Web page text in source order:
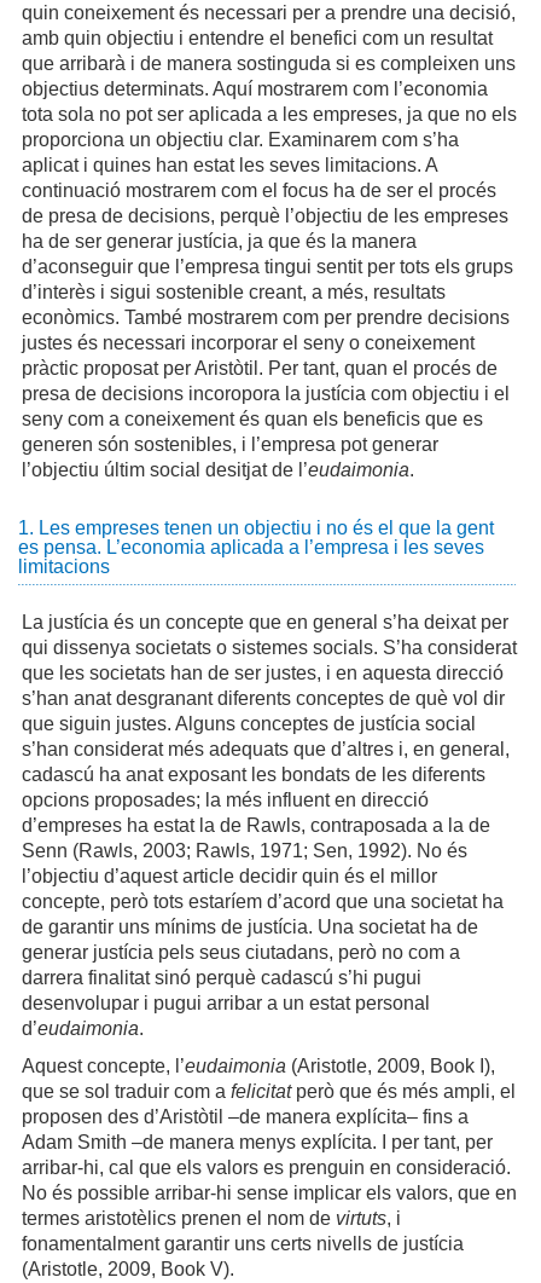
quin coneixement és necessari per a prendre una decisió,
amb quin objectiu i entendre el benefici com un resultat
que arribarà i de manera sostinguda si es compleixen uns
objectius determinats. Aquí mostrarem com l’economia
tota sola no pot ser aplicada a les empreses, ja que no els
proporciona un objectiu clar. Examinarem com s’ha
aplicat i quines han estat les seves limitacions. A
continuació mostrarem com el focus ha de ser el procés
de presa de decisions, perquè l’objectiu de les empreses
ha de ser generar justícia, ja que és la manera
d’aconseguir que l’empresa tingui sentit per tots els grups
d’interès i sigui sostenible creant, a més, resultats
econòmics. També mostrarem com per prendre decisions
justes és necessari incorporar el seny o coneixement
pràctic proposat per Aristòtil. Per tant, quan el procés de
presa de decisions incoropora la justícia com objectiu i el
seny com a coneixement és quan els beneficis que es
generen són sostenibles, i l’empresa pot generar
l’objectiu últim social desitjat de l’eudaimonia.
1. Les empreses tenen un objectiu i no és el que la gent
es pensa. L’economia aplicada a l’empresa i les seves
limitacions
La justícia és un concepte que en general s’ha deixat per
qui dissenya societats o sistemes socials. S’ha considerat
que les societats han de ser justes, i en aquesta direcció
s’han anat desgranant diferents conceptes de què vol dir
que siguin justes. Alguns conceptes de justícia social
s’han considerat més adequats que d’altres i, en general,
cadascú ha anat exposant les bondats de les diferents
opcions proposades; la més influent en direcció
d’empreses ha estat la de Rawls, contraposada a la de
Senn (Rawls, 2003; Rawls, 1971; Sen, 1992). No és
l’objectiu d’aquest article decidir quin és el millor
concepte, però tots estaríem d’acord que una societat ha
de garantir uns mínims de justícia. Una societat ha de
generar justícia pels seus ciutadans, però no com a
darrera finalitat sinó perquè cadascú s’hi pugui
desenvolupar i pugui arribar a un estat personal
d’eudaimonia.
Aquest concepte, l’eudaimonia (Aristotle, 2009, Book I),
que se sol traduir com a felicitatperò que és més ampli, el
proposen des d’Aristòtil –de manera explícita– fins a
Adam Smith –de manera menys explícita. I per tant, per
arribar-hi, cal que els valors es prenguin en consideració.
No és possible arribar-hi sense implicar els valors, que en
termes aristotèlics prenen el nom de virtuts, i
fonamentalment garantir uns certs nivells de justícia
(Aristotle, 2009, Book V).